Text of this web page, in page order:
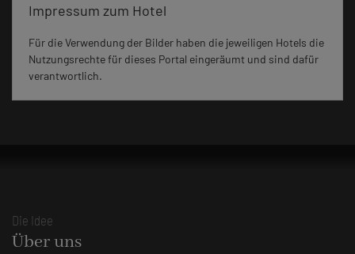
Impressum zum Hotel
Für die Verwendung der Bilder haben die jeweiligen Hotels die
Nutzungsrechte für dieses Portal eingeräumt und sind dafür
verantwortlich.
Die Idee
Über uns